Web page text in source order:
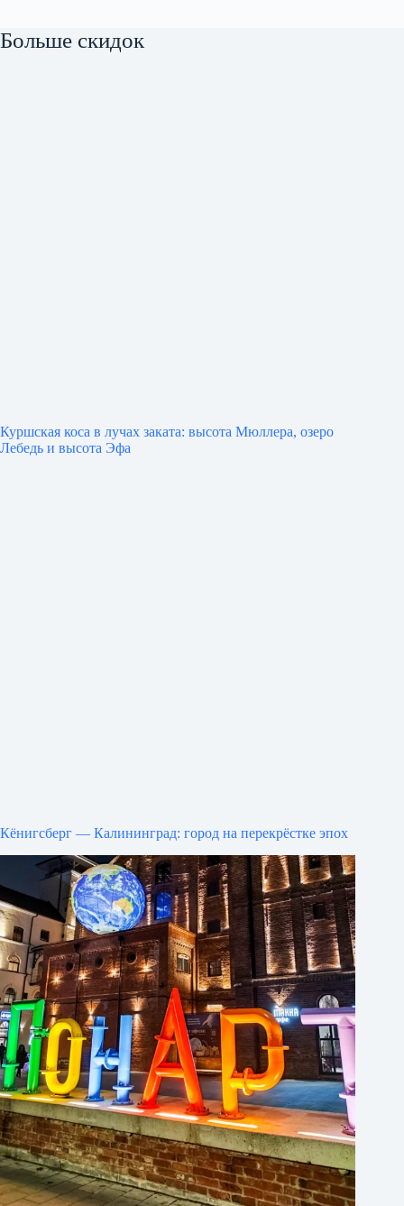
Больше скидок
Куршская коса в лучах заката: высота Мюллера, озеро
Лебедь и высота Эфа
Кёнигсберг — Калининград: город на перекрёстке эпох